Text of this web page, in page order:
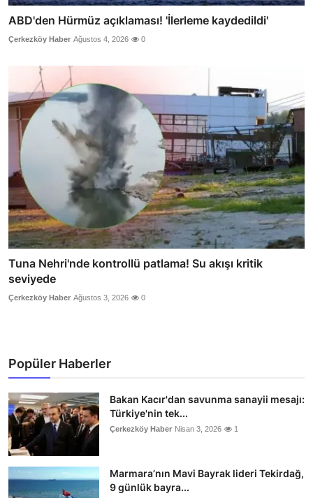
ABD'den Hürmüz açıklaması! 'İlerleme kaydedildi'
Çerkezköy Haber Ağustos 4, 2026 0
Tuna Nehri'nde kontrollü patlama! Su akışı kritik
seviyede
Çerkezköy Haber Ağustos 3, 2026 0
Popüler Haberler
Bakan Kacır'dan savunma sanayii mesajı:
Türkiye'nin tek...
Çerkezköy Haber Nisan 3, 2026 1
Marmara’nın Mavi Bayrak lideri Tekirdağ,
9 günlük bayra...